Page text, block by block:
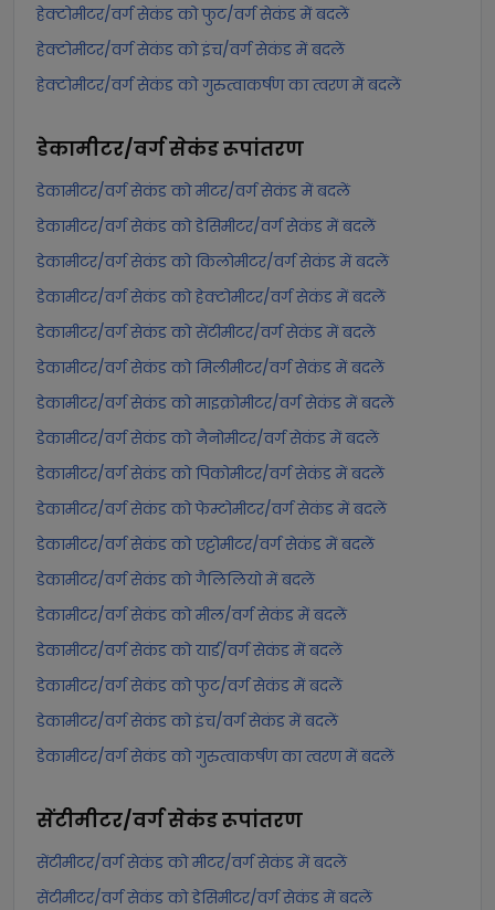
हेक्टोमीटर/वर्ग सेकंड को फुट/वर्ग सेकंड में बदलें
हेक्टोमीटर/वर्ग सेकंड को इंच/वर्ग सेकंड में बदलें
हेक्टोमीटर/वर्ग सेकंड को गुरुत्वाकर्षण का त्वरण में बदलें
डेकामीटर/वर्ग सेकंडरूपांतरण
डेकामीटर/वर्ग सेकंड को मीटर/वर्ग सेकंड में बदलें
डेकामीटर/वर्ग सेकंड को डेसिमीटर/वर्ग सेकंड में बदलें
डेकामीटर/वर्ग सेकंड को किलोमीटर/वर्ग सेकंड में बदलें
डेकामीटर/वर्ग सेकंड को हेक्टोमीटर/वर्ग सेकंड में बदलें
डेकामीटर/वर्ग सेकंड को सेंटीमीटर/वर्ग सेकंड में बदलें
डेकामीटर/वर्ग सेकंड को मिलीमीटर/वर्ग सेकंड में बदलें
डेकामीटर/वर्ग सेकंड को माइक्रोमीटर/वर्ग सेकंड में बदलें
डेकामीटर/वर्ग सेकंड को नैनोमीटर/वर्ग सेकंड में बदलें
डेकामीटर/वर्ग सेकंड को पिकोमीटर/वर्ग सेकंड में बदलें
डेकामीटर/वर्ग सेकंड को फेम्टोमीटर/वर्ग सेकंड में बदलें
डेकामीटर/वर्ग सेकंड को एट्टोमीटर/वर्ग सेकंड में बदलें
डेकामीटर/वर्ग सेकंड को गैलिलियो में बदलें
डेकामीटर/वर्ग सेकंड को मील/वर्ग सेकंड में बदलें
डेकामीटर/वर्ग सेकंड को यार्ड/वर्ग सेकंड में बदलें
डेकामीटर/वर्ग सेकंड को फुट/वर्ग सेकंड में बदलें
डेकामीटर/वर्ग सेकंड को इंच/वर्ग सेकंड में बदलें
डेकामीटर/वर्ग सेकंड को गुरुत्वाकर्षण का त्वरण में बदलें
सेंटीमीटर/वर्ग सेकंडरूपांतरण
सेंटीमीटर/वर्ग सेकंड को मीटर/वर्ग सेकंड में बदलें
सेंटीमीटर/वर्ग सेकंड को डेसिमीटर/वर्ग सेकंड में बदलें